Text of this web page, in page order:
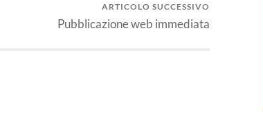
ARTICOLO SUCCESSIVO
Pubblicazione web immediata